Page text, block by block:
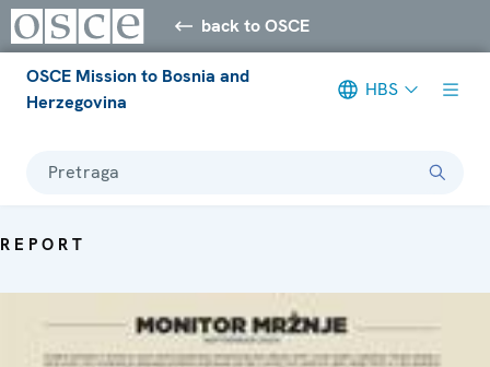
back to OSCE
OSCE Mission to Bosnia and
Herzegovina
HBS
Pretraga
REPORT